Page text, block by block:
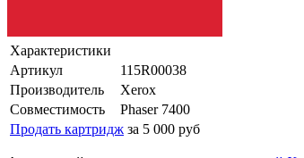
Характеристики
Артикул
115R00038
Производитель
Xerox
Совместимость
Phaser 7400
Продать картридж за 5 000 руб